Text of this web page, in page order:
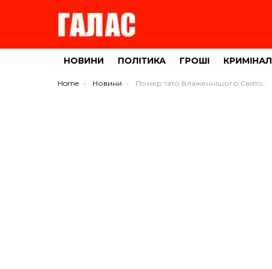
НОВИНИ ПОЛІТИКА ГРОШІ КРИМІНАЛ
You are here:
Home Новини Помер тато Блаженнішого Святослава (ФОТО)